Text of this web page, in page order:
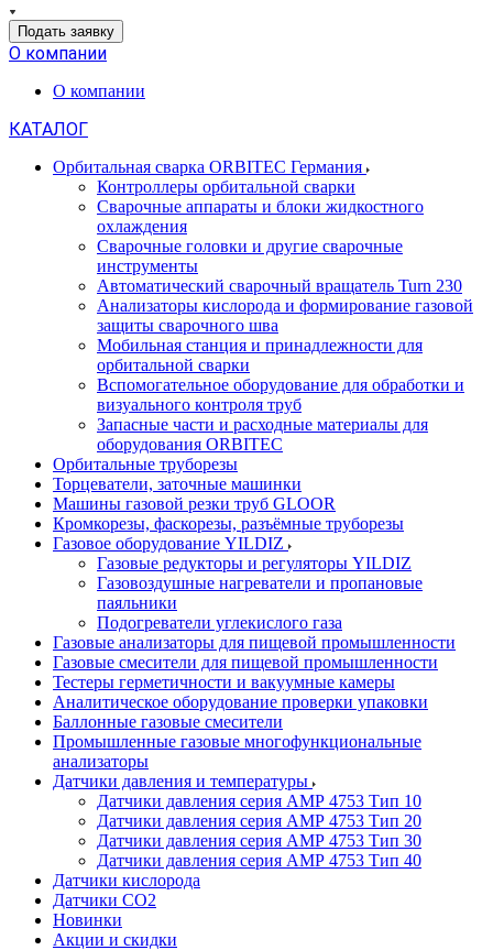
Подать заявку
О компании
О компании
КАТАЛОГ
Орбитальная сварка ORBITEC Германия
Контроллеры орбитальной сварки
Сварочные аппараты и блоки жидкостного
охлаждения
Сварочные головки и другие сварочные
инструменты
Автоматический сварочный вращатель Turn 230
Анализаторы кислорода и формирование газовой
защиты сварочного шва
Мобильная станция и принадлежности для
орбитальной сварки
Вспомогательное оборудование для обработки и
визуального контроля труб
Запасные части и расходные материалы для
оборудования ORBITEC
Орбитальные труборезы
Торцеватели, заточные машинки
Машины газовой резки труб GLOOR
Кромкорезы, фаскорезы, разъёмные труборезы
Газовое оборудование YILDIZ
Газовые редукторы и регуляторы YILDIZ
Газовоздушные нагреватели и пропановые
паяльники
Подогреватели углекислого газа
Газовые анализаторы для пищевой промышленности
Газовые смесители для пищевой промышленности
Тестеры герметичности и вакуумные камеры
Аналитическое оборудование проверки упаковки
Баллонные газовые смесители
Промышленные газовые многофункциональные
анализаторы
Датчики давления и температуры
Датчики давления серия АМР 4753 Тип 10
Датчики давления серия АМР 4753 Тип 20
Датчики давления серия АМР 4753 Тип 30
Датчики давления серия АМР 4753 Тип 40
Датчики кислорода
Датчики CO2
Новинки
Акции и скидки